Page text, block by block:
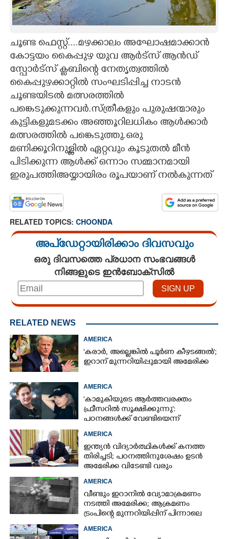
CONTACT US
ചൂണ്ട ഫെസ്റ്റ്....മഴക്കാലം അഘോഷമാക്കാൻ
കോട്ടയം കൈപ്പുഴ യുവ ആർട്സ് ആൻഡ്
സ്പോർട്സ് ക്ലബിന്റെ നേതൃത്വത്തിൽ
കൈപ്പുഴക്കാറ്റിൽ സംഘടിപ്പിച്ച നാടൻ
ചൂണ്ടയിടൽ മത്സരത്തിൽ
പങ്കെടുക്കുന്നവർ.സ്ത്രീകളും പുരുഷന്മാരും
കുട്ടികളുമടക്കം അഞ്ഞൂറിലധികം ആൾക്കാർ
മത്സരത്തിൽ പങ്കെടുത്തു.ഒരു
മണിക്കൂറിനുള്ളിൽ ഏറ്റവും കൂടുതൽ മീൻ
പിടിക്കുന്ന ആൾക്ക് ഒന്നാം സമ്മാനമായി
ഇരുപത്തിഅയ്യായിരം രൂപയാണ് നൽകുന്നത്
RELATED TOPICS: CHOONDA
അപ്ഡേറ്റായിരിക്കാം ദിവസവും
ഒരു ദിവസത്തെ പ്രധാന സംഭവങ്ങൾ
നിങ്ങളുടെ ഇൻബോക്സിൽ
RELATED NEWS
AMERICA
'കരാർ, അല്ലെങ്കിൽ പൂർണ കീഴടങ്ങൽ';
ഇറാന് മുന്നറിയിപ്പുമായി അമേരിക്ക
AMERICA
'കാമുകിയുടെ ആർത്തവരക്തം
ഫ്രീസറിൽ സൂക്ഷിക്കുന്നു':
പഠനങ്ങൾക്ക് വേണ്ടിയെന്ന്
വിശദീകരണം,​ ചർച്ചയായി ബ്രയാൻ
ജോൺസന്റെ പോസ്റ്റ്
AMERICA
ഇന്ത്യൻ വിദ്യാർത്ഥികൾക്ക് കനത്ത
തിരിച്ചടി; പഠനത്തിനുശേഷം ഉടൻ
അമേരിക്ക വിടേണ്ടി വരും
AMERICA
വീണ്ടും ഇറാനിൽ വ്യോമാക്രമണം
നടത്തി അമേരിക്ക; ആക്രമണം
ട്രംപിന്റെ മുന്നറിയിപ്പിന് പിന്നാലെ
AMERICA